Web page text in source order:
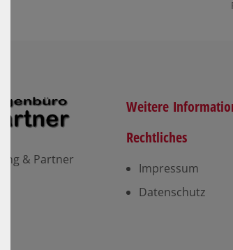
& Partner
Weitere
Rechtliches
Impressum
Datenschutz